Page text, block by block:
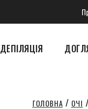
ДЕПІЛЯЦІЯ
ГОЛОВНА ОЧІ